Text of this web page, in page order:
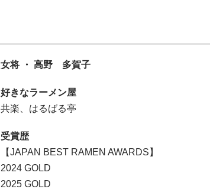
女将 ・ 高野 多賀子
好きなラーメン屋
共楽、はるばる亭
受賞歴
【JAPAN BEST RAMEN AWARDS】
2024 GOLD
2025 GOLD